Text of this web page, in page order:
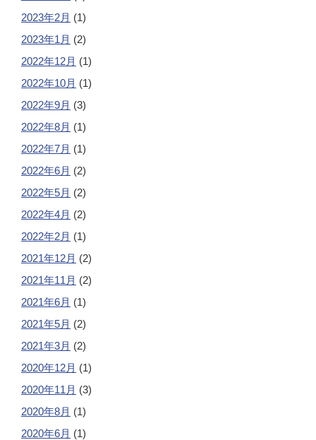
2023年2月 (1)
2023年1月 (2)
2022年12月 (1)
2022年10月 (1)
2022年9月 (3)
2022年8月 (1)
2022年7月 (1)
2022年6月 (2)
2022年5月 (2)
2022年4月 (2)
2022年2月 (1)
2021年12月 (2)
2021年11月 (2)
2021年6月 (1)
2021年5月 (2)
2021年3月 (2)
2020年12月 (1)
2020年11月 (3)
2020年8月 (1)
2020年6月 (1)